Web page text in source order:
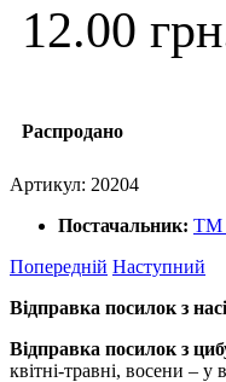
12.00
Распродано
Артикул: 20204
Постачальник: ТМ
Попередній Наступний
Відправка посилок з
Відправка посилок з
квітні-травні, восени – у